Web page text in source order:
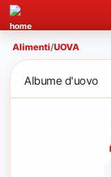
Alimenti/UOVA
Albume d'uovo